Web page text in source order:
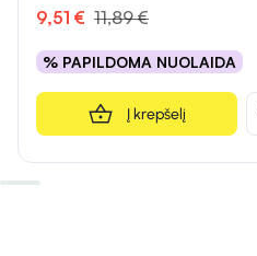
9,51 € 11,89 €
% PAPILDOMA NUOLAIDA
Į krepšelį